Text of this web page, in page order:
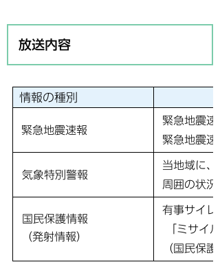
放送内容
情報の種別
緊急地震速報
緊急地震速
緊急地震
気象特別警報
当地域に
周囲の状
国民保護情報
（発射情報）
有事サイレ
「ミサイ
（国民保